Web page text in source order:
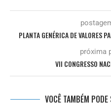
PLANTA GENÉRICA DE VALORES
próxima
VII CONGRESSO
VOCÊ TAMBÉM